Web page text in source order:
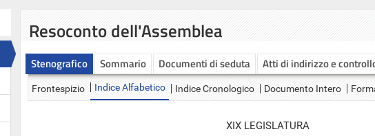
Resoconto dell'Assemblea
Stenografico Sommario Documenti di seduta Atti di indirizzo e
Frontespizio Indice Alfabetico Indice Cronologico Documento Intero
XIX LEGISLATURA